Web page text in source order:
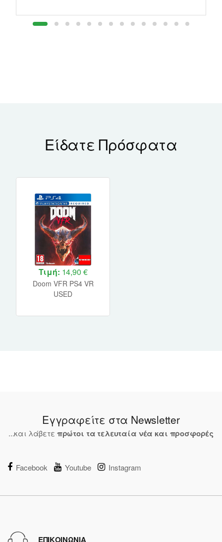
Είδατε Πρόσφατα
Τιμή: 14,90 €
Doom VFR PS4 VR
USED
Εγγραφείτε στα Newsletter
...και λάβετε πρώτοι τα τελευταία νέα και προσφορές
Facebook Youtube Instagram
ΕΠΙΚΟΙΝΩΝΙΑ